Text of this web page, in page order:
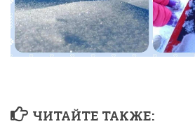
ЧИТАЙТЕ ТАКЖЕ: